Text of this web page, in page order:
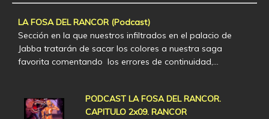
LA FOSA DEL RANCOR (Podcast)
Sección en la que nuestros infiltrados en el palacio de
Jabba tratarán de sacar los colores a nuestra saga
favorita comentando los errores de continuidad,…
PODCAST LA FOSA DEL RANCOR.
CAPITULO 2x09. RANCOR